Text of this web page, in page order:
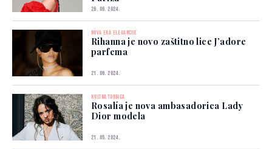
26. 06. 2024.
NOVA ERA ELEGANCIJE
Rihanna je novo zaštitno lice J’adore
parfema
21. 06. 2024.
KULTNA TORBICA
Rosalía je nova ambasadorica Lady
Dior modela
21. 05. 2024.